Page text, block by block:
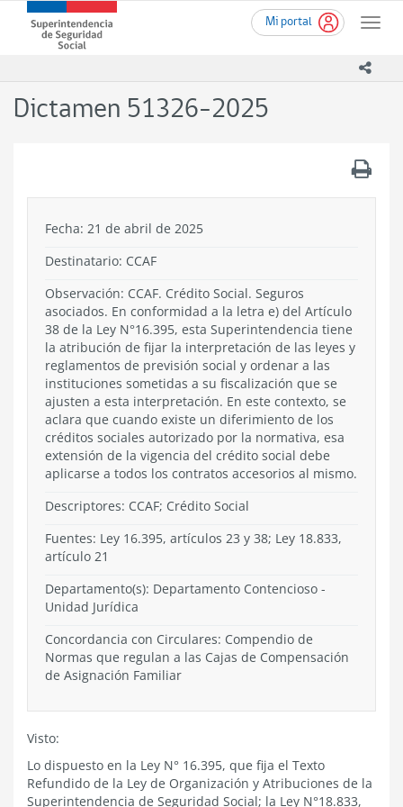
contenido
Mi portal
Toggle
Superintendencia
de
-
Dictamen 51326-2025
Fecha: 21 de abril de 2025
Destinatario: CCAF
Observación: CCAF. Crédito Social. Seguros
asociados. En conformidad a la letra e) del Artículo
38 de la Ley N°16.395, esta Superintendencia tiene
la atribución de fijar la interpretación de las leyes y
reglamentos de previsión social y ordenar a las
instituciones sometidas a su fiscalización que se
ajusten a esta interpretación. En este contexto, se
aclara que cuando existe un diferimiento de los
créditos sociales autorizado por la normativa, esa
extensión de la vigencia del crédito social debe
aplicarse a todos los contratos accesorios al mismo.
Descriptores: CCAF; Crédito Social
Fuentes: Ley 16.395, artículos 23 y 38; Ley 18.833,
artículo 21
Departamento(s): Departamento Contencioso -
Unidad Jurídica
Concordancia con Circulares: Compendio de
Normas que regulan a las Cajas de Compensación
de Asignación Familiar
Visto:
Lo dispuesto en la Ley N° 16.395, que fija el Texto
Refundido de la Ley de Organización y Atribuciones de la
Superintendencia de Seguridad Social; la Ley N°18.833,